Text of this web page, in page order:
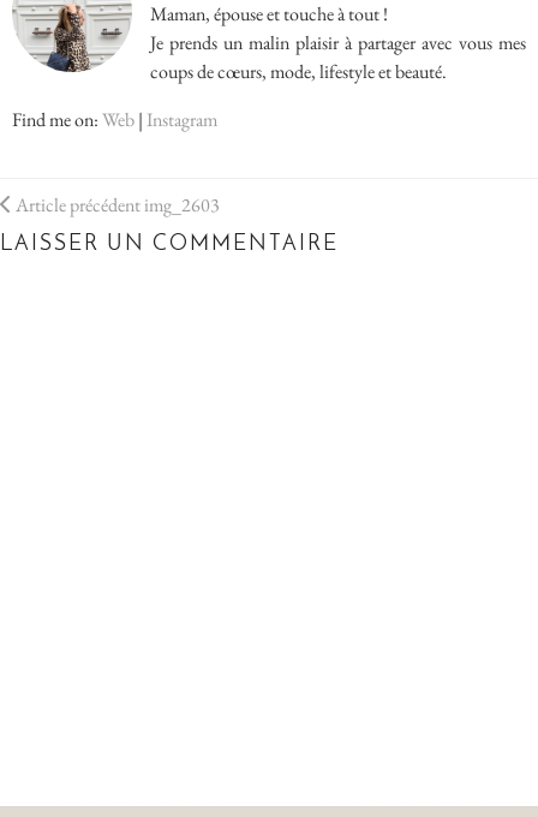
Maman, épouse et touche à tout !
Je prends un malin plaisir à partager avec vous mes
coups de cœurs, mode, lifestyle et beauté.
Find me on:Web| Instagram
Article précédentimg_2603
LAISSER UN COMMENTAIRE